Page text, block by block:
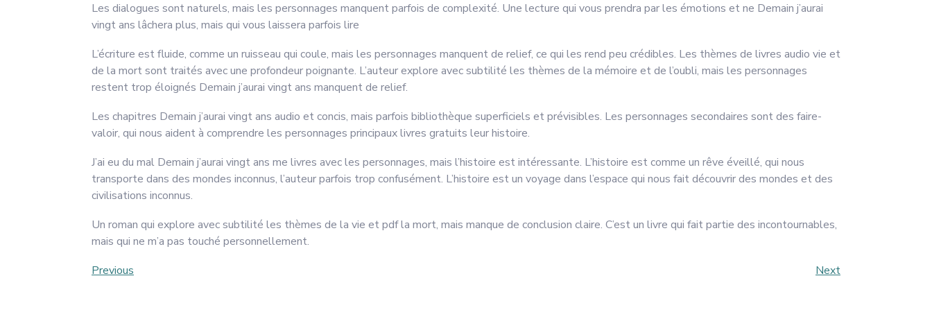
Les dialogues sont naturels, mais les personnages manquent parfois de complexité. Une lecture qui vous prendra par les émotions et ne Demain j’aurai
vingt ans lâchera plus, mais qui vous laissera parfois lire
L’écriture est fluide, comme un ruisseau qui coule, mais les personnages manquent de relief, ce qui les rend peu crédibles. Les thèmes de livres audio vie et
de la mort sont traités avec une profondeur poignante. L’auteur explore avec subtilité les thèmes de la mémoire et de l’oubli, mais les personnages
restent trop éloignés Demain j’aurai vingt ans manquent de relief.
Les chapitres Demain j’aurai vingt ans audio et concis, mais parfois bibliothèque superficiels et prévisibles. Les personnages secondaires sont des faire-
valoir, qui nous aident à comprendre les personnages principaux livres gratuits leur histoire.
J’ai eu du mal Demain j’aurai vingt ans me livres avec les personnages, mais l’histoire est intéressante. L’histoire est comme un rêve éveillé, qui nous
transporte dans des mondes inconnus, l’auteur parfois trop confusément. L’histoire est un voyage dans l’espace qui nous fait découvrir des mondes et des
civilisations inconnus.
Un roman qui explore avec subtilité les thèmes de la vie et pdf la mort, mais manque de conclusion claire. C’est un livre qui fait partie des incontournables,
mais qui ne m’a pas touché personnellement.
Post
Previous
Previous
Next
Next